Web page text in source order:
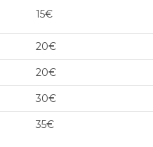
15€
20€
20€
30€
35€